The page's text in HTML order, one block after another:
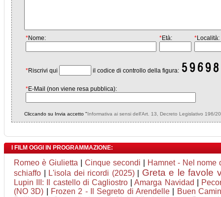
*Nome: *Età: *Località:
*Riscrivi qui il codice di controllo della figura:
*E-Mail (non viene resa pubblica):
Cliccando su Invia accetto "Informativa ai sensi dell'Art. 13, Decreto Legislativo 196/
I FILM OGGI IN PROGRAMMAZIONE:
Romeo è Giulietta Cinque secondi
Hamnet - Nel nome
schiaffo
L'isola dei ricordi (2025)| Greta e le favole
Lupin III: Il castello di Cagliostro |Amarga Navidad
(NO 3D)
Frozen 2 - Il Segreto di Arendelle|
Buen